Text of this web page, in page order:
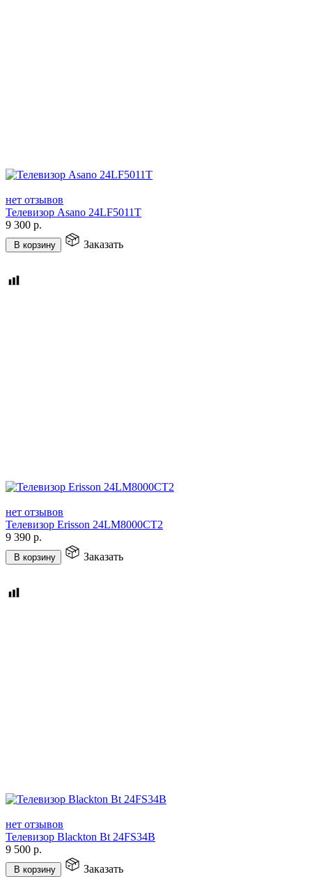
нет отзывов
Телевизор Asano 24LF5011T
9 300 р.
В корзину Заказать
нет отзывов
Телевизор Erisson 24LM8000CT2
9 390 р.
В корзину Заказать
нет отзывов
Телевизор Blackton Bt 24FS34B
9 500 р.
В корзину Заказать